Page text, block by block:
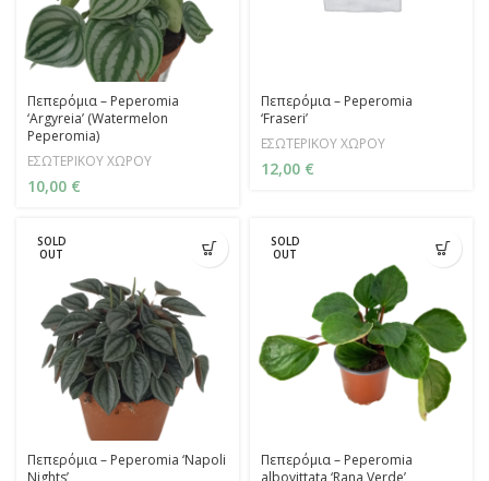
Πεπερόμια – Peperomia
‘Argyreia’ (Watermelon
Peperomia)
ΕΣΩΤΕΡΙΚΟΥ ΧΩΡΟΥ
10,00 €
Πεπερόμια – Peperomia
‘Fraseri’
ΕΣΩΤΕΡΙΚΟΥ ΧΩΡΟΥ
12,00 €
SOLD
OUT
Πεπερόμια – Peperomia ‘Napoli
SOLD
OUT
Πεπερόμια – Peperomia